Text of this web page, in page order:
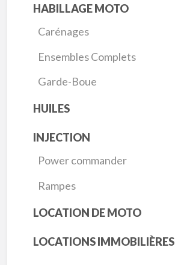
HABILLAGE MOTO
Carénages
Ensembles Complets
Garde-Boue
HUILES
INJECTION
Power commander
Rampes
LOCATION DE MOTO
LOCATIONS IMMOBILIÈRES